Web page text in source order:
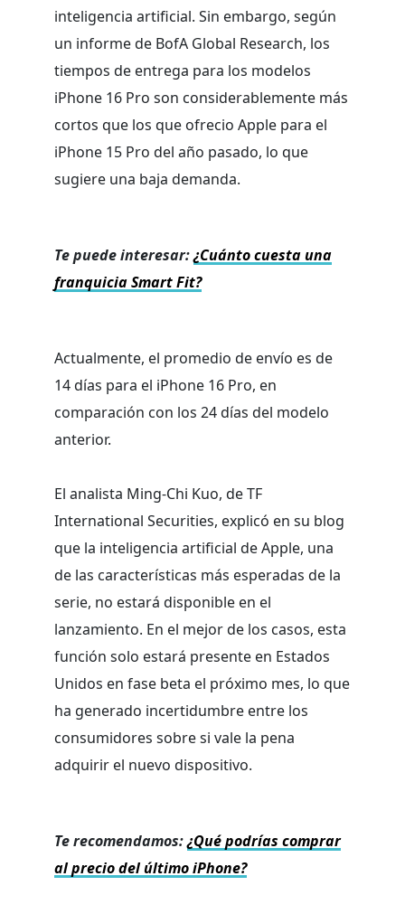
inteligencia artificial. Sin embargo, según
un informe de BofA Global Research, los
tiempos de entrega para los modelos
iPhone 16 Pro son considerablemente más
cortos que los que ofrecio Apple para el
iPhone 15 Pro del año pasado, lo que
sugiere una baja demanda.
Te puede interesar:¿Cuánto cuesta una
franquicia Smart Fit?
Actualmente, el promedio de envío es de
14 días para el iPhone 16 Pro, en
comparación con los 24 días del modelo
anterior.
El analista Ming-Chi Kuo, de TF
International Securities, explicó en su blog
que la inteligencia artificial de Apple, una
de las características más esperadas de la
serie, no estará disponible en el
lanzamiento. En el mejor de los casos, esta
función solo estará presente en Estados
Unidos en fase beta el próximo mes, lo que
ha generado incertidumbre entre los
consumidores sobre si vale la pena
adquirir el nuevo dispositivo.
Te recomendamos:¿Qué podrías comprar
al precio del último iPhone?